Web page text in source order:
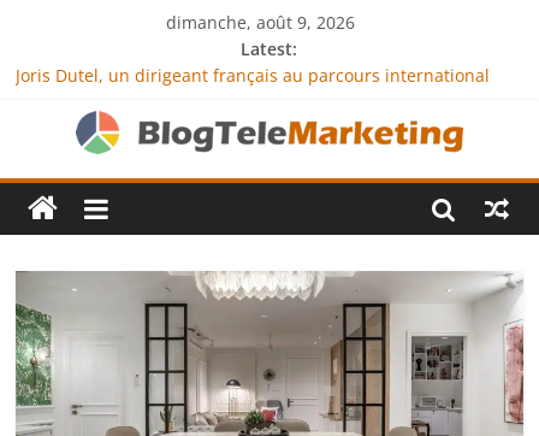
dimanche, août 9, 2026
Latest:
Joris Dutel, un dirigeant français au parcours international
Agria Assurance Animaux : comment l’entreprise se
démarque-t-elle de la concurrence ?
JCA Academy : l’excellence au service de l’indépendance
financière
Denis Bouclon : la diplomatie éducative comme moteur de
Next Terra International : des solutions logistiques au service
du commerce international